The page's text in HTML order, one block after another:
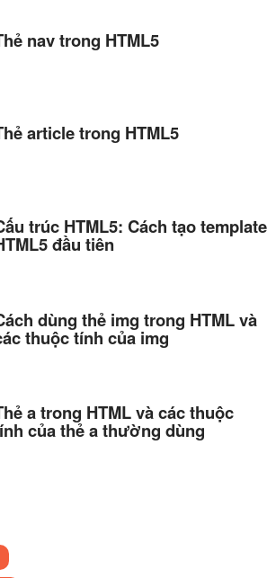
nav trong HTML5
article trong HTML5
trúc HTML5: Cách tạo template
đầu tiên
dùng thẻ img trong HTML và
thuộc tính của img
a trong HTML và các thuộc
của thẻ a thường dùng